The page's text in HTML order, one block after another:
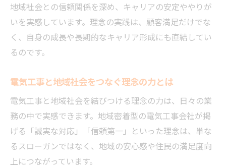
地域社会との信頼関係を深め、キャリアの安定ややりが
いを実感しています。理念の実践は、顧客満足だけでな
く、自身の成長や長期的なキャリア形成にも直結してい
るのです。
電気工事と地域社会をつなぐ理念の力とは
電気工事と地域社会を結びつける理念の力は、日々の業
務の中で実感できます。地域密着型の電気工事会社が掲
げる「誠実な対応」「信頼第一」といった理念は、単な
るスローガンではなく、地域の安心感や住民の満足度向
上につながっています。